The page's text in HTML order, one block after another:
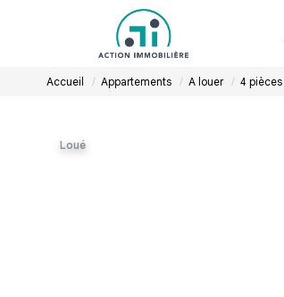
Accueil Appartements A louer 4 pièces
Loué